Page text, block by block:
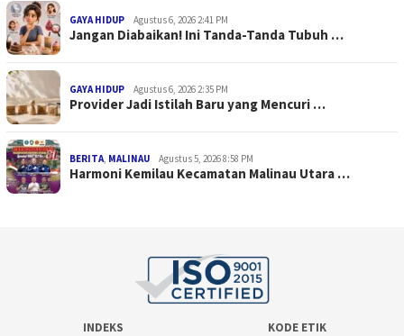
GAYA HIDUP Agustus 6, 2026 2:41 PM
Jangan Diabaikan! Ini Tanda-Tanda Tubuh …
GAYA HIDUP Agustus 6, 2026 2:35 PM
Provider Jadi Istilah Baru yang Mencuri …
BERITA, MALINAU Agustus 5, 2026 8:58 PM
Harmoni Kemilau Kecamatan Malinau Utara …
INDEKS
KODE ETIK